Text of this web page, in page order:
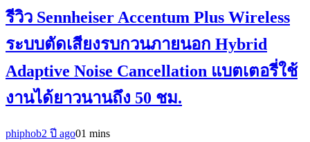
รีวิว Sennheiser Accentum Plus Wireless
ระบบตัดเสียงรบกวนภายนอก Hybrid
Adaptive Noise Cancellation แบตเตอรี่ใช้
งานได้ยาวนานถึง 50 ชม.
phiphob2 ปี ago01 mins